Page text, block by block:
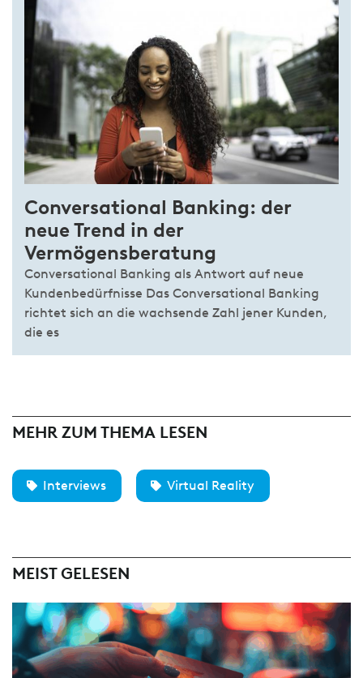
Conversational Banking: der
neue Trend in der
Vermögensberatung
Conversational Banking als Antwort auf neue
Kundenbedürfnisse Das Conversational Banking
richtet sich an die wachsende Zahl jener Kunden,
die es
MEHR ZUM THEMA LESEN
Interviews Virtual Reality
MEIST GELESEN